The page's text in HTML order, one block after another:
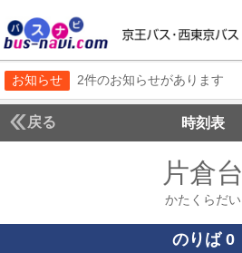
お知らせ 2件のお知らせがあります
戻る 時刻表
片倉台
かたくらだい
のりば 0